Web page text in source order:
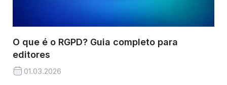
O que é o RGPD? Guia completo para
editores
01.03.2026